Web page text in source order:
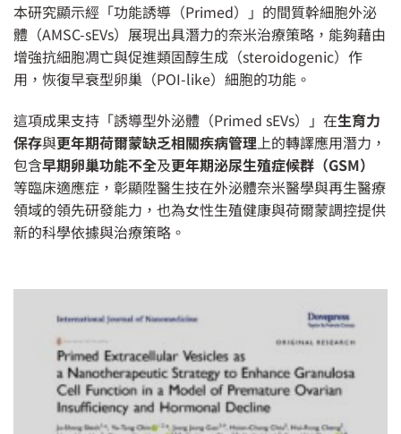
本研究顯示經「功能誘導（Primed）」的間質幹細胞外泌
體（AMSC-sEVs）展現出具潛力的奈米治療策略，能夠藉由
增強抗細胞凋亡與促進類固醇生成（steroidogenic）作
用，恢復早衰型卵巢（POI-like）細胞的功能。
這項成果支持「誘導型外泌體（Primed sEVs）」在生育力
保存與更年期荷爾蒙缺乏相關疾病管理上的轉譯應用潛力，
包含早期卵巢功能不全及更年期泌尿生殖症候群（GSM）
等臨床適應症，彰顯陞醫生技在外泌體奈米醫學與再生醫療
領域的領先研發能力，也為女性生殖健康與荷爾蒙調控提供
新的科學依據與治療策略。